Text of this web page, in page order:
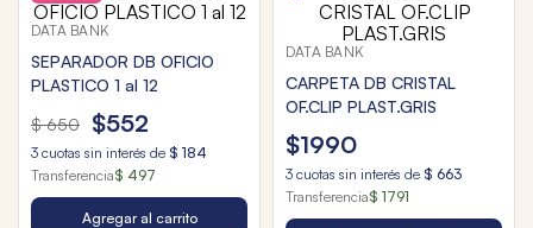
DATA BANK
SEPARADOR DB OFICIO
PLASTICO 1 al 12
$ 650 $552
3 cuotas sin interés de $ 184
Transferencia$ 497
Agregar al carrito
DATA BANK
CARPETA DB CRISTAL
OF.CLIP PLAST.GRIS
$1990
3 cuotas sin interés de $ 663
Transferencia$ 1791